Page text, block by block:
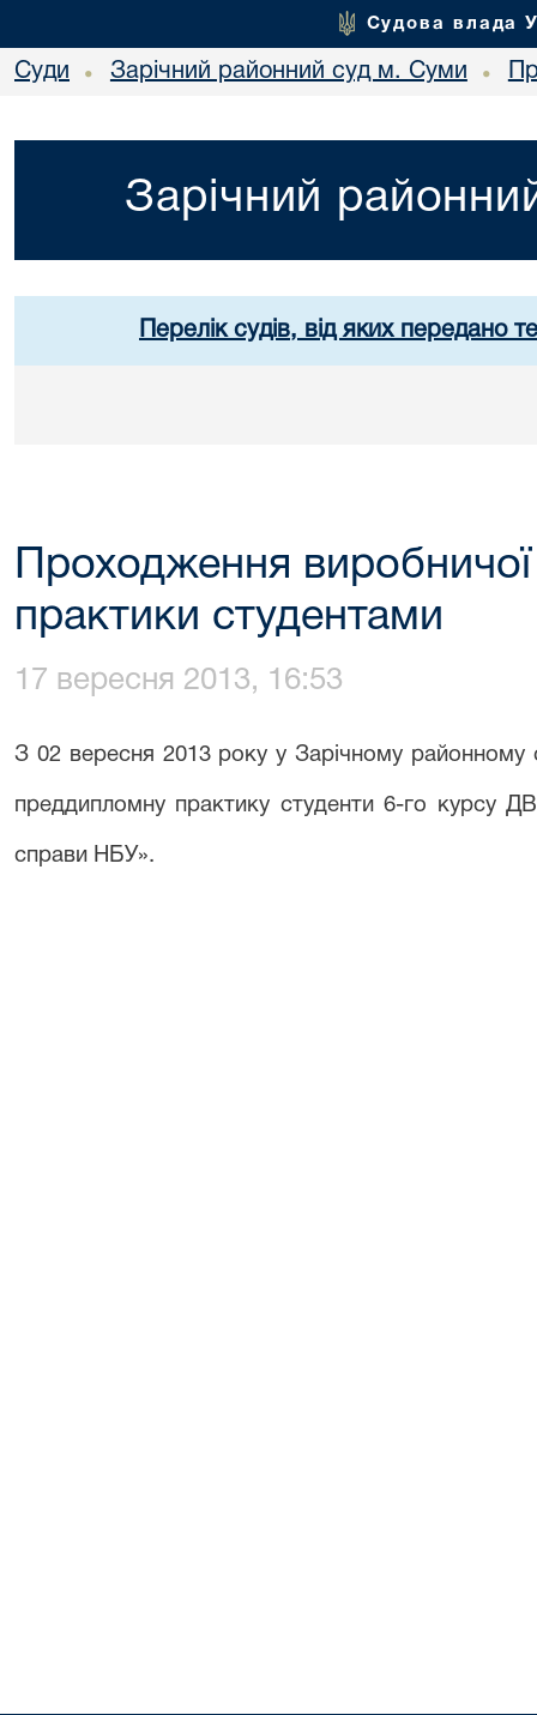
Судова влада
Суди • Зарічний районний суд м. Суми •
Зарічний
Перелік судів, від яких передано
Проходження
практики студентами
17 вересня 2013, 16:53
З 02 вересня 2013 року у Зарічному
преддипломну практику студенти 6-го курсу
справи НБУ».